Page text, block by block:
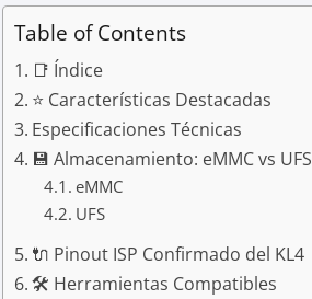
Table of Contents
📑 Índice
⭐ Características Destacadas
Especificaciones Técnicas
💾 Almacenamiento: eMMC vs UFS
eMMC
UFS
🔌 Pinout ISP Confirmado del KL4
🛠️ Herramientas Compatibles